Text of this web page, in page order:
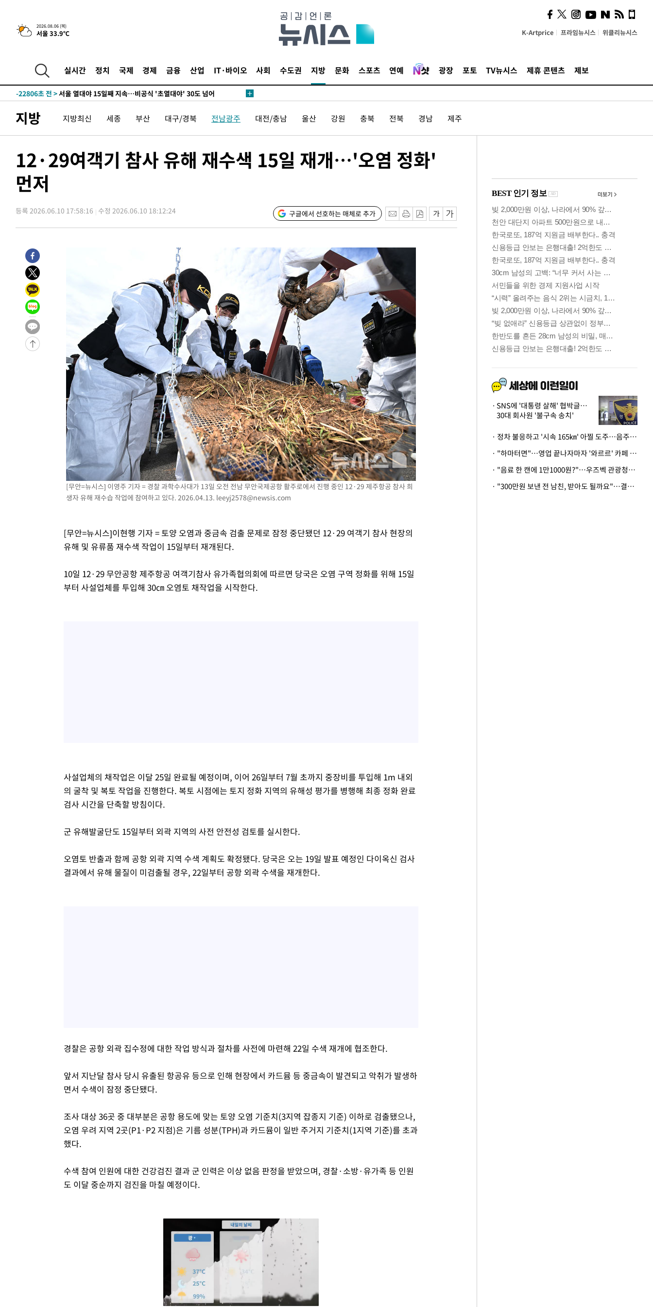
2026.08.06 (목)
서울 33.9℃ K-Artprice 프라임뉴시스 위클리뉴시스
실시간 정치 국제 경제 금융 산업 IT·바이오 사회 수도권 지방 문화 스포츠 연예 광장 포토 TV뉴시스 제휴 콘텐츠 제보
-26793초 전 >[속보]경찰, '홍명보 선임 논란' 대한축구협회·축구회관 등 압수수
색-26180초 전 >[속보]산업장관 "美무역법 제301조 과잉생산 결과 발표 8월 중 예
-25245초 전 >
[속보]전남광주 초대 시민추천 부시장에 백승주·윤난실
-22806초 전 >
-21373초 전 >[속보]코스닥, 2.15포인트(0.27%) 내린 797.44 출발
-17803초 전 >
6월 경상수지 497.3억 달러…두 달 연속 사상 최대
-17754초 전 >서울 낮 39도 '폭염중대경보'…40도 관측 가능성도
-7289초 전 >[속보] 호르무즈 해협 이란-오만 협상 기대속 뉴욕증시 혼조 마감 다
우 0.49%↑
-5644초 전 >
임 3년 인터뷰
2시간 전 >
-31618초 전 >트럼프, 한국계 진보 주지사 후보 맹공…"공산주의가 최대 위협"
-31596초 전 >"美간섭에 합의 지연"…트럼프, '이란 호르무즈 통제권' 수용할까
-26813초 전 >
[속보]경찰, '홍명보 선임 논란' 대한축구협회·축구회관 등 압수수
-26200초 전 >
[속보]산업장관 "美무역법 제301조 과잉생산 결과 발표 8월 중 예
-25993초 전 >
[속보]코스피 매도사이드카 발동…4%대 급락
-25265초 전 >
[속보]전남광주 초대 시민추천 부시장에 백승주·윤난실
-22826초 전 >
서울 열대야 15일째 지속…비공식 '초열대야' 30도 넘어
-21393초 전 >
[속보]코스닥, 2.15포인트(0.27%) 내린 797.44 출발
-21376초 전 >
[속보]코스피, 119.51포인트(1.81%) 내린 6478.75 개장
-17823초 전 >
6월 경상수지 497.3억 달러…두 달 연속 사상 최대
서울 낮 39도 '폭염중대경보'…40도 관측 가능성도
미 워싱턴주 스포캔 시의 통제불능 3개 산불, 방화선 일부 구축
[속보] 호르무즈 해협 이란-오만 협상 기대속 뉴욕증시 혼조 마감 다
[속보] 이란 대통령 "지금 최고지도자와 소통하기가 매우 어려워" 취
[속보] "이란-오만, 호르무즈 해협 통행 항로 합의" 이란 외무부 대변인
지방 지방최신 세종 부산 대구/경북 전남광주 대전/충남 울산 강원 충북 전북 경남 제주
12·29여객기 참사 유해 재수색 15일 재개…'오염 정화'
먼저
등록 2026.06.10 17:58:16 수정 2026.06.10 18:12:24 구글에서 선호하는 매체로 추가
[무안=뉴시스] 이영주 기자 = 경찰 과학수사대가 13일 오전 전남 무안국제공항 활주로에서 진행 중인 12·29 제주항공 참사 희
생자 유해 재수습 작업에 참여하고 있다. 2026.04.13. leeyj2578@newsis.com
[무안=뉴시스]이현행 기자 = 토양 오염과 중금속 검출 문제로 잠정 중단됐던 12·29 여객기 참사 현장의
유해 및 유류품 재수색 작업이 15일부터 재개된다.
10일 12·29 무안공항 제주항공 여객기참사 유가족협의회에 따르면 당국은 오염 구역 정화를 위해 15일
부터 사설업체를 투입해 30㎝ 오염토 채작업을 시작한다.
사설업체의 채작업은 이달 25일 완료될 예정이며, 이어 26일부터 7월 초까지 중장비를 투입해 1m 내외
의 굴착 및 복토 작업을 진행한다. 복토 시점에는 토지 정화 지역의 유해성 평가를 병행해 최종 정화 완료
검사 시간을 단축할 방침이다.
군 유해발굴단도 15일부터 외곽 지역의 사전 안전성 검토를 실시한다.
오염토 반출과 함께 공항 외곽 지역 수색 계획도 확정됐다. 당국은 오는 19일 발표 예정인 다이옥신 검사
결과에서 유해 물질이 미검출될 경우, 22일부터 공항 외곽 수색을 재개한다.
경찰은 공항 외곽 집수정에 대한 작업 방식과 절차를 사전에 마련해 22일 수색 재개에 협조한다.
앞서 지난달 참사 당시 유출된 항공유 등으로 인해 현장에서 카드뮴 등 중금속이 발견되고 악취가 발생하
면서 수색이 잠정 중단됐다.
조사 대상 36곳 중 대부분은 공항 용도에 맞는 토양 오염 기준치(3지역 잡종지 기준) 이하로 검출됐으나,
오염 우려 지역 2곳(P1·P2 지점)은 기름 성분(TPH)과 카드뮴이 일반 주거지 기준치(1지역 기준)를 초과
했다.
수색 참여 인원에 대한 건강검진 결과 군 인력은 이상 없음 판정을 받았으며, 경찰·소방·유가족 등 인원
도 이달 중순까지 검진을 마칠 예정이다.
계…'고급 가요'의 주체적
영토
SNS에 '대통령 살해' 협박글…
30대 회사원 '불구속 송치'
· 정차 불응하고 '시속 165㎞' 아찔 도주…음주운전자 체포
· "하마터면"…영업 끝나자마자 '와르르' 카페 테라스 덮친 대리석 외벽
· "음료 한 캔에 1만1000원?"…우즈벡 관광청까지 나섰다, 유튜버 폭로 후폭풍
· "300만원 보낸 전 남친, 받아도 될까요"…결혼 앞둔 예비신부의 뜻밖 고충